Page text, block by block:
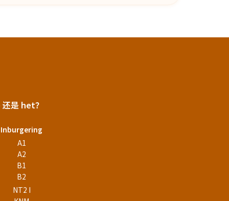
是 het？
Inburgering
A1
A2
B1
B2
NT2 I